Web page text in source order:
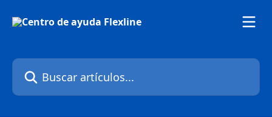
Buscar artículos...